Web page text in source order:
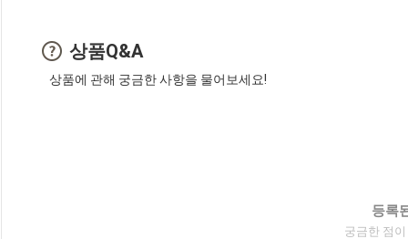
상품Q&A
상품에 관해 궁금한 사항을 물어보세요!
등록
궁금한 점